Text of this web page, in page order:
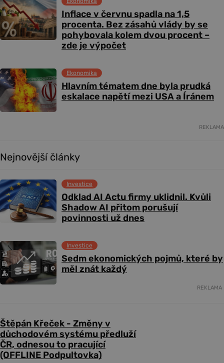
Inflace v červnu spadla na 1,5
procenta. Bez zásahů vlády by se
pohybovala kolem dvou procent –
zde je výpočet
Hlavním tématem dne byla prudká
eskalace napětí mezi USA a Íránem
Ekonomika
REKLAMA
Nejnovější články
Odklad AI Actu firmy uklidnil. Kvůli
Shadow AI přitom porušují
povinnosti už dnes
Investice
Sedm ekonomických pojmů, které by
měl znát každý
Investice
REKLAMA
Štěpán Křeček - Změny v
důchodovém systému předluží
ČR, odnesou to pracující
(OFFLINE Podpultovka)